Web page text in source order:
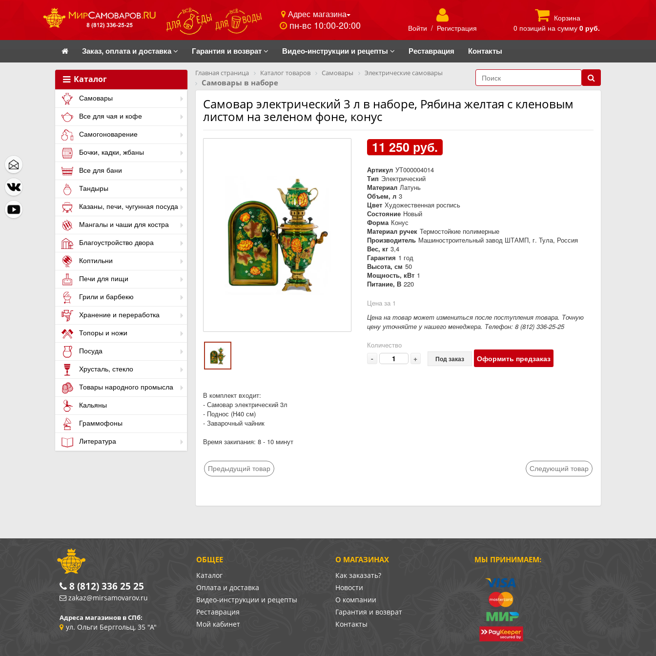
Адрес магазина
пн-вс 10:00-20:00 Войти / Регистрация
Корзина
0 позиций на сумму 0 руб.
Заказ, оплата и доставка Гарантия и возврат Видео-инструкции и рецепты Реставрация Контакты
Каталог
Самовары
Все для чая и кофе
Самогоноварение
Бочки, кадки, жбаны
Все для бани
Тандыры
Казаны, печи, чугунная посуда
Мангалы и чаши для костра
Благоустройство двора
Коптильни
Печи для пищи
Грили и барбекю
Хранение и переработка
Топоры и ножи
Посуда
Хрусталь, стекло
Товары народного промысла
Кальяны
Граммофоны
Литература
Главная страница Каталог товаров Самовары Электрические самовары
Самовары в наборе
Самовар электрический 3 л в наборе, Рябина желтая с кленовым
листом на зеленом фоне, конус
11 250 руб.
Артикул УТ000004014
Тип Электрический
Материал Латунь
Объем, л 3
Цвет Художественная роспись
Состояние Новый
Форма Конус
Материал ручек Термостойкие полимерные
Производитель Машиностроительный завод ШТАМП, г. Тула, Россия
Вес, кг 3,4
Гарантия 1 год
Высота, см 50
Мощность, кВт 1
Питание, В 220
Цена за 1
Цена на товар может измениться после поступления товара. Точную
цену уточняйте у нашего менеджера. Телефон: 8 (812) 336-25-25
Количество
- + Под заказ Оформить предзаказ
В комплект входит:
- Самовар электрический 3л
- Поднос (Н40 см)
- Заварочный чайник
Время закипания: 8 - 10 минут
Предыдущий товар Следующий товар
О МАГАЗИНАХ
Как заказать?
Новости
О компании
Гарантия и возврат
Контакты
ОБЩЕЕ
Каталог
Оплата и доставка
Видео-инструкции и рецепты
Реставрация
Мой кабинет
МЫ ПРИНИМАЕМ:
8 (812) 336 25 25
zakaz@mirsamovarov.ru
Адреса магазинов в СПб:
ул. Ольги Берггольц, 35 "А"